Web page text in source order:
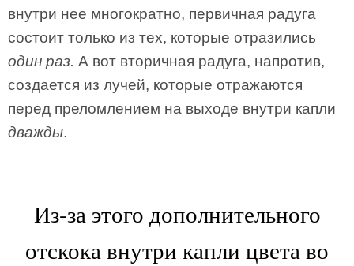
внутри нее многократно, первичная радуга
состоит только из тех, которые отразились
один раз. А вот вторичная радуга, напротив,
создается из лучей, которые отражаются
перед преломлением на выходе внутри капли
дважды.
Из-за этого дополнительного
отскока внутри капли цвета во